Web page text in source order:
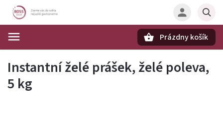
Prázdny košík
Instantní želé prášek, želé poleva,
5 kg